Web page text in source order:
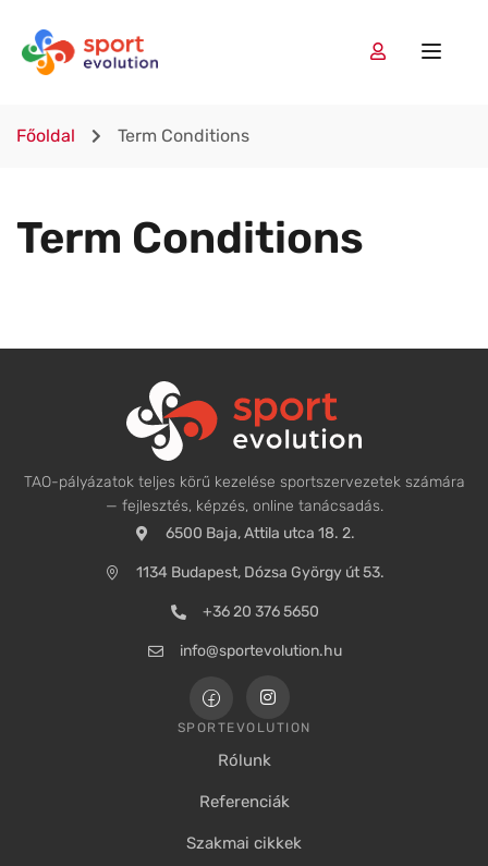
Főoldal Term Conditions
Term Conditions
TAO-pályázatok teljes körű kezelése sportszervezetek számára
— fejlesztés, képzés, online tanácsadás.
6500 Baja, Attila utca 18. 2.
1134 Budapest, Dózsa György út 53.
+36 20 376 5650
info@sportevolution.hu
SPORTEVOLUTION
Rólunk
Referenciák
Szakmai cikkek